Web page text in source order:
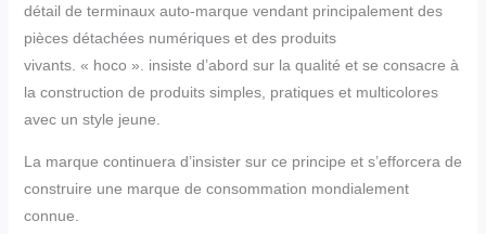
détail de terminaux auto-marque vendant principalement des
pièces détachées numériques et des produits
vivants. « hoco ». insiste d’abord sur la qualité et se consacre à
la construction de produits simples, pratiques et multicolores
avec un style jeune.
La marque continuera d’insister sur ce principe et s’efforcera de
construire une marque de consommation mondialement
connue.